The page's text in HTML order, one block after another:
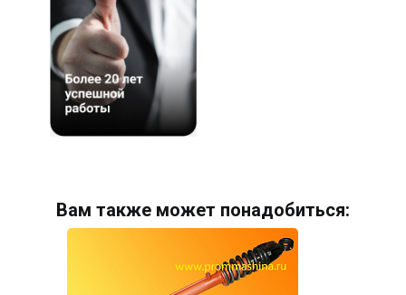
Вам также может понадобиться: